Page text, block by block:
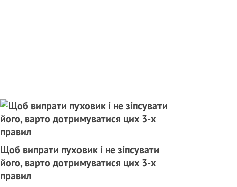
Щоб випрати пуховик і не зіпсувати
його, варто дотримуватися цих 3-х
правил